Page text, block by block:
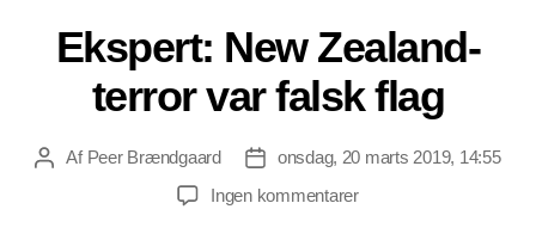
Ekspert: New Zealand-
terror var falsk flag
Indlægsforfatter
Af Peer Brændgaard Indlægsdato
onsdag, 20 marts 2019, 14:55
Ingen kommentarertil